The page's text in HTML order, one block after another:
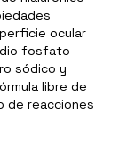
ocular
fosfato
sódico y
libre de
de reacciones